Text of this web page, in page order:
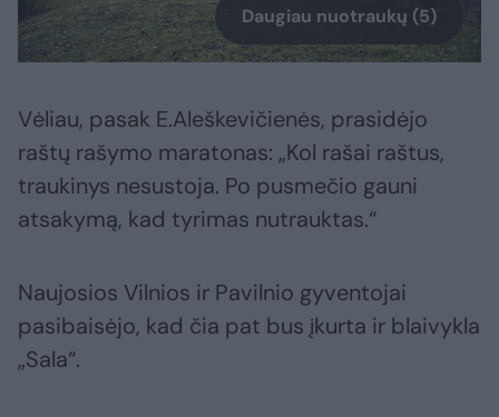
Daugiau nuotraukų (5)
Vėliau, pasak E.Aleškevičienės, prasidėjo
raštų rašymo maratonas: „Kol rašai raštus,
traukinys nesustoja. Po pusmečio gauni
atsakymą, kad tyrimas nutrauktas.“
Naujosios Vilnios ir Pavilnio gyventojai
pasibaisėjo, kad čia pat bus įkurta ir blaivykla
„Sala“.